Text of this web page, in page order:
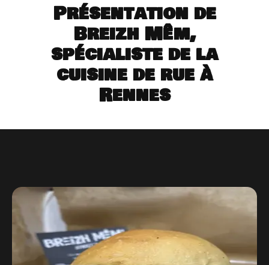
Présentation de
Breizh Mêm,
spécialiste de la
cuisine de rue à
Rennes